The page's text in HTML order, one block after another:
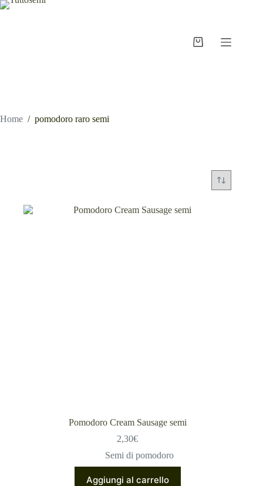
Salta
Carrello
Home / pomodoro raro semi
Pomodoro Cream Sausage semi
2,30€
Semi di pomodoro
Aggiungi al carrello